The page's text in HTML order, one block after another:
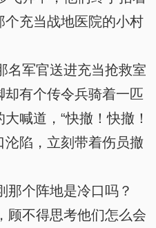
充当战地医院的小村
军官送进充当抢救室
有个传令兵骑着一匹
喊道，“快撤！快撤！
沦陷，立刻带着伤员撤
个阵地是冷口吗？
不得思考他们怎么会